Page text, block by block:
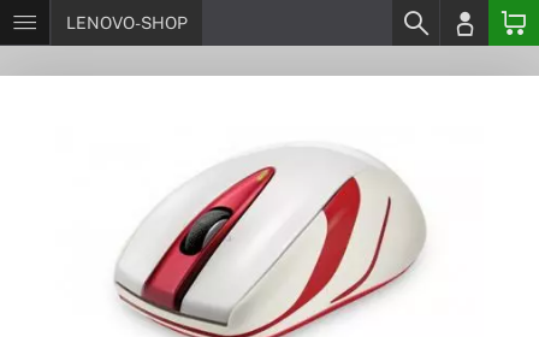
LENOVO-SHOP